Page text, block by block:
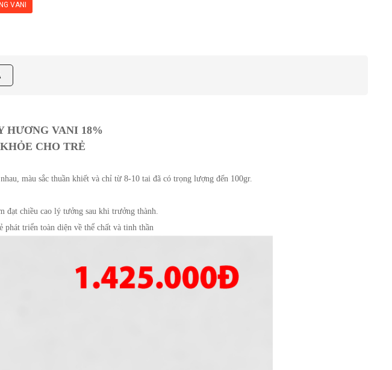
VANI
HƯƠNG VANI 18%
CHO TRẺ
màu sắc thuần khiết và chỉ từ 8-10 tai đã có trọng lượng đến 100gr.
đạt chiều cao lý tưởng sau khi trưởng thành.
triển toàn diện về thể chất và tinh thần